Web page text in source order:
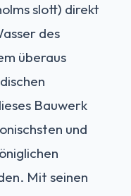
slott) direkt
des
überaus
Bauwerk
und
Mit seinen